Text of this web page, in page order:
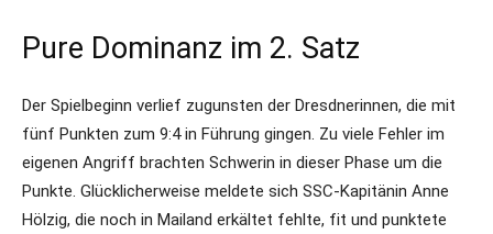
Pure Dominanz im 2. Satz
Der Spielbeginn verlief zugunsten der Dresdnerinnen, die mit
fünf Punkten zum 9:4 in Führung gingen. Zu viele Fehler im
eigenen Angriff brachten Schwerin in dieser Phase um die
Punkte. Glücklicherweise meldete sich SSC-Kapitänin Anne
Hölzig, die noch in Mailand erkältet fehlte, fit und punktete